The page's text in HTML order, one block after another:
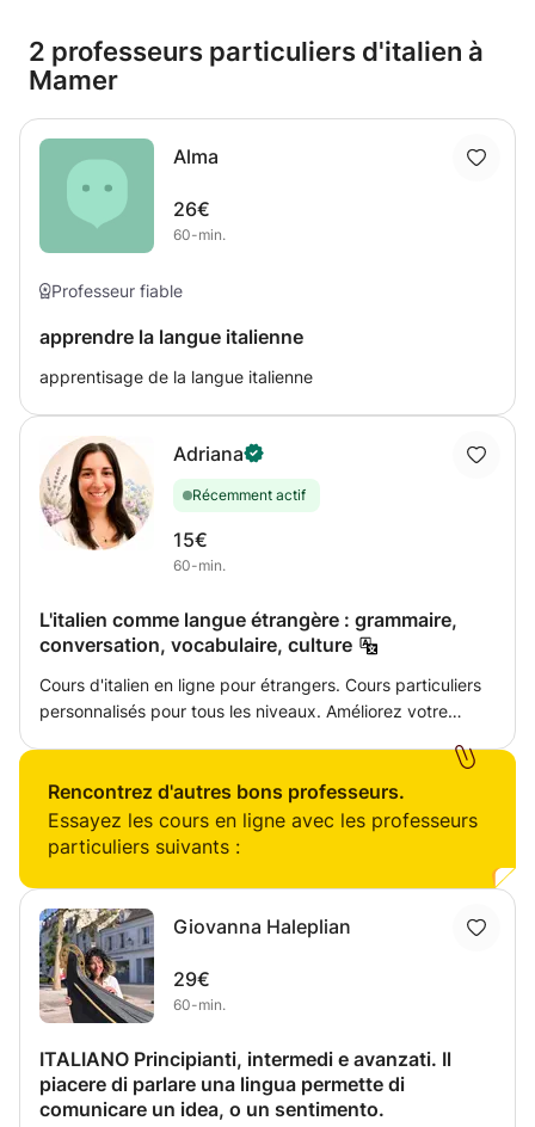
2 professeurs particuliers d'italien à
Mamer
Alma
26€
60-min.
Professeur fiable
apprendre la langue italienne
apprentisage de la langue italienne
Adriana
Récemment actif
15€
60-min.
L'italien comme langue étrangère : grammaire,
conversation, vocabulaire, culture
Cours d'italien en ligne pour étrangers. Cours particuliers
personnalisés pour tous les niveaux. Améliorez votre
votre confiance en vous grâce à des cours pratiques et
agréables, adaptés à vos objectifs. Apprenez l'italien avec
des cours particuliers en ligne ! Ofrezco cours individuels
pour étudiants de tous niveaux. Nous améliorerons
également la conversation, la grammaire, le vocabulaire et
la prononciation, avec un programme personnalisé selon
vos besoins et vos objectifs. Apprenez l'italien avec des
cours particuliers en ligne ! Je propose des cours
individuels adaptés à tous les niveaux. Ensemble, nous
améliorerons la conversation, la grammaire, le vocabulaire
et la prononciation, à votre rythme et selon vos objectifs.
Rencontrez d'autres bons professeurs.
Essayez les cours en ligne avec les professeurs
particuliers suivants :
Giovanna Haleplian
29€
60-min.
ITALIANO Principianti, intermedi e avanzati. Il
piacere di parlare una lingua permette di
comunicare un idea, o un sentimento.